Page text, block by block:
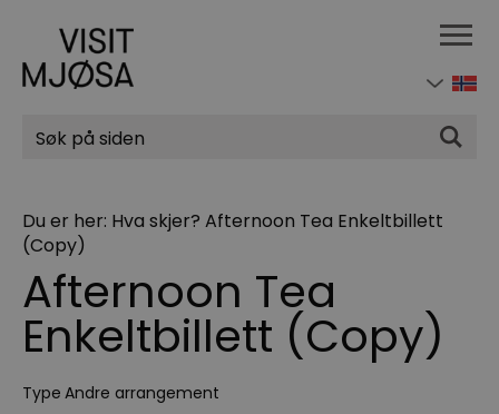
Søk
Du er her: Hva skjer? Afternoon Tea Enkeltbillett
(Copy)
Afternoon Tea
Enkeltbillett (Copy)
Type Andre arrangement